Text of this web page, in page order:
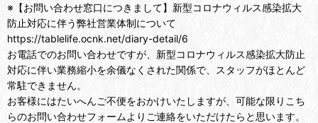
※【お問い合わせ窓口につきまして】新型コロナウィルス感染拡大
防止対応に伴う弊社営業体制について
https://tablelife.ocnk.net/diary-detail/6
お電話でのお問い合わせですが、新型コロナウィルス感染拡大防止
対応に伴い業務縮小を余儀なくされた関係で、スタッフがほとんど
常駐できません。
お客様にはたいへんご不便をおかけいたしますが、可能な限りこち
らのお問い合わせフォームよりご連絡をいただけたらと思います。